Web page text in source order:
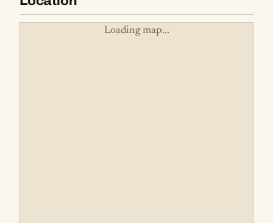
Loading map...